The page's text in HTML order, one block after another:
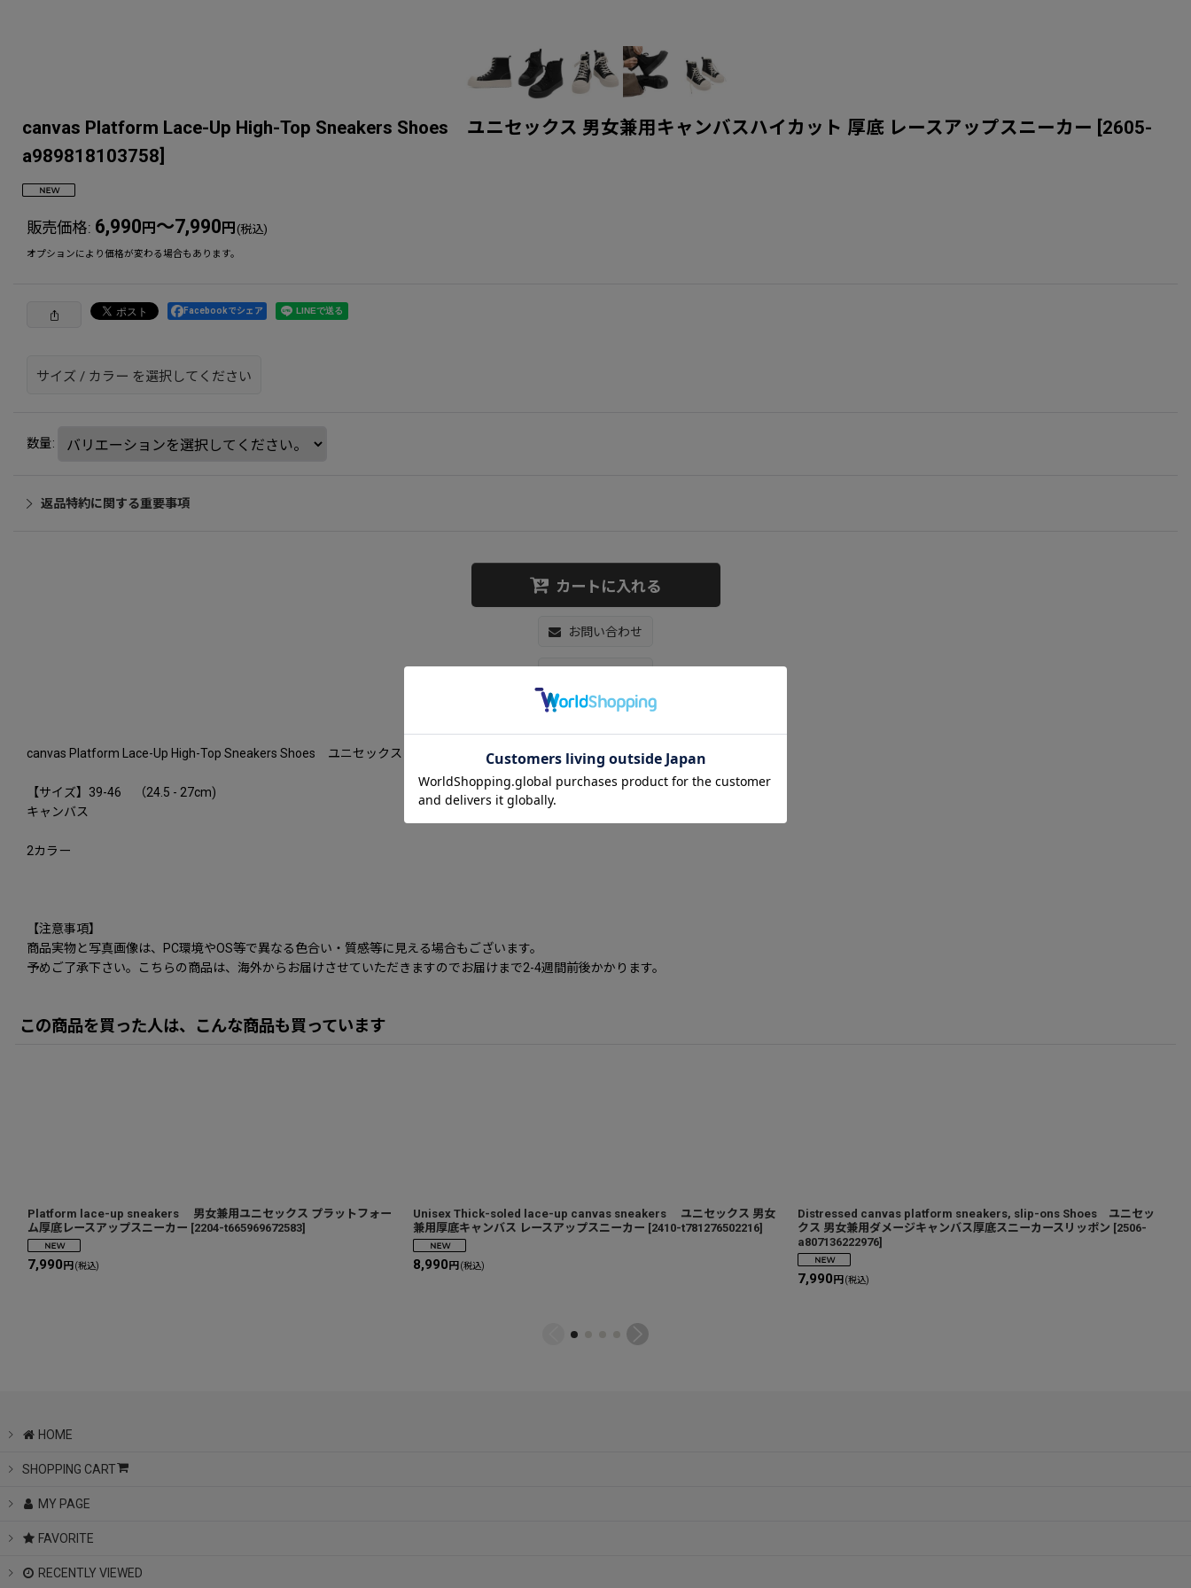
canvas Platform Lace-Up High-Top Sneakers Shoes ユニセックス 男女兼用キャンバスハイカット 厚底 レースアップスニーカー 2605-
a989818103758
販売価格: 6,990 円 ～7,990 円 (税込)
オプションにより価格が変わる場合もあります。
Facebookでシェア
サイズ / カラー を選択してください
数量:
返品特約に関する重要事項
カートに入れる
お問い合わせ
canvas Platform Lace-Up High-Top Sneakers Shoes ユニセックス 男女兼用キャンバスハイカット 厚底 レースアップスニーカー
【サイズ】39-46 （24.5 - 27cm)
キャンバス
2カラー
【注意事項】
商品実物と写真画像は、PC環境やOS等で異なる色合い・質感等に見える場合もございます。
予めご了承下さい。こちらの商品は、海外からお届けさせていただきますのでお届けまで2-4週間前後かかります。
この商品を買った人は、こんな商品も買っています
Platform lace-up sneakers 男女兼用ユニセックス プラットフォー
ム厚底レースアップスニーカー [2204-t665969672583]
7,990 円 (税込)
Unisex Thick-soled lace-up canvas sneakers ユニセックス 男女
兼用厚底キャンバス レースアップスニーカー [2410-t781276502216]
8,990 円 (税込)
Distressed canvas platform sneakers, slip-ons Shoes ユニセッ
クス 男女兼用ダメージキャンバス厚底スニーカースリッポン [2506-
a807136222976]
7,990 円 (税込)
HOME
SHOPPING CART
MY PAGE
FAVORITE
RECENTLY VIEWED